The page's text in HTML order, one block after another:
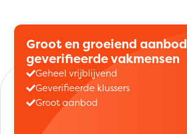
Groot en groeiend aanbod
geverifieerde vakmensen
Geheel vrijblijvend
Geverifieerde klussers
Groot aanbod